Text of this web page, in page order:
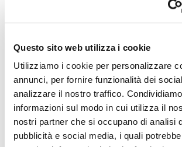
Questo sito web utilizza i cookie
Utilizziamo i cookie per personalizzare
annunci, per fornire funzionalità dei
analizzare il nostro traffico.
informazioni sul modo in cui utilizza il
nostri partner che si occupano di analisi
pubblicità e social media, i quali
Offerte
Quotazioni di alcune proposte di viaggio,
Scopri i prezzi »